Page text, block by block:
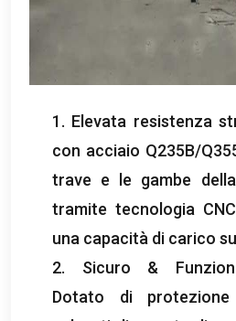
1. Elevata resistenza
con acciaio Q235B/
trave e le gambe
tramite tecnologia
una capacità di carico
2. Sicuro &
Dotato di